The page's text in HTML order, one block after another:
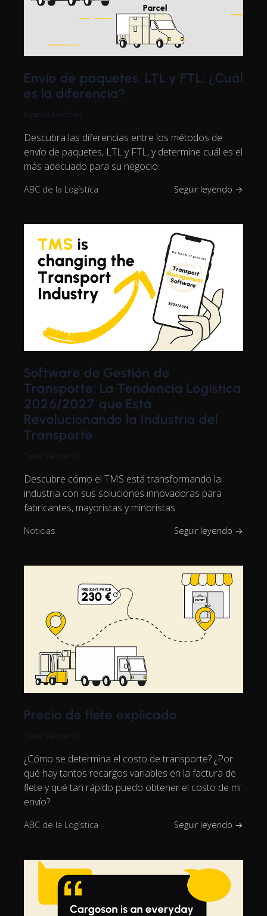
Envío de paquetes, LTL y FTL: ¿Cuál
es la diferencia?
Rasmus Leichter
Descubra las diferencias entre los métodos de
envío de paquetes, LTL y FTL, y determine cuál es el
más adecuado para su negocio.
ABC de la Logística Seguir leyendo →
Software de Gestión de
Transporte: La Tendencia Logística
2026/2027 que Está
Revolucionando la Industria del
Transporte
Tanel Vaarmann
Descubre cómo el TMS está transformando la
industria con sus soluciones innovadoras para
fabricantes, mayoristas y minoristas
Noticias Seguir leyendo →
Precio de flete explicado
Tanel Vaarmann
¿Cómo se determina el costo de transporte? ¿Por
qué hay tantos recargos variables en la factura de
flete y qué tan rápido puedo obtener el costo de mi
envío?
ABC de la Logística Seguir leyendo →